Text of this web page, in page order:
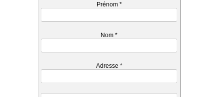
Prénom *
Nom *
Adresse *